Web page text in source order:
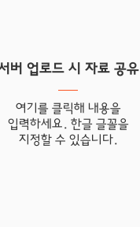
버 업로드 시 자료 공유
여기를 클릭해 내용을
입력하세요. 한글 글꼴을
​지정할 수 있습니다.